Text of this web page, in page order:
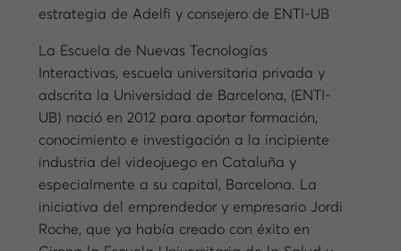
estrategia de Adelfi y consejero de ENTI-UB
La Escuela de Nuevas Tecnologías
Interactivas, escuela universitaria privada y
adscrita la Universidad de Barcelona, (ENTI-
UB) nació en 2012 para aportar formación,
conocimiento e investigación a la incipiente
industria del videojuego en Cataluña y
especialmente a su capital, Barcelona. La
iniciativa del emprendedor y empresario Jordi
Roche, que ya había creado con éxito en